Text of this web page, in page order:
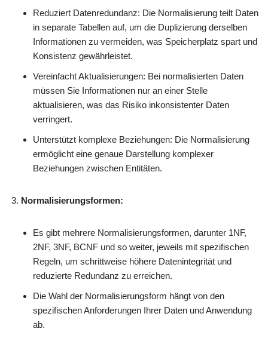
Reduziert Datenredundanz: Die Normalisierung teilt Daten
in separate Tabellen auf, um die Duplizierung derselben
Informationen zu vermeiden, was Speicherplatz spart und
Konsistenz gewährleistet.
Vereinfacht Aktualisierungen: Bei normalisierten Daten
müssen Sie Informationen nur an einer Stelle
aktualisieren, was das Risiko inkonsistenter Daten
verringert.
Unterstützt komplexe Beziehungen: Die Normalisierung
ermöglicht eine genaue Darstellung komplexer
Beziehungen zwischen Entitäten.
Normalisierungsformen:
Es gibt mehrere Normalisierungsformen, darunter 1NF,
2NF, 3NF, BCNF und so weiter, jeweils mit spezifischen
Regeln, um schrittweise höhere Datenintegrität und
reduzierte Redundanz zu erreichen.
Die Wahl der Normalisierungsform hängt von den
spezifischen Anforderungen Ihrer Daten und Anwendung
ab.